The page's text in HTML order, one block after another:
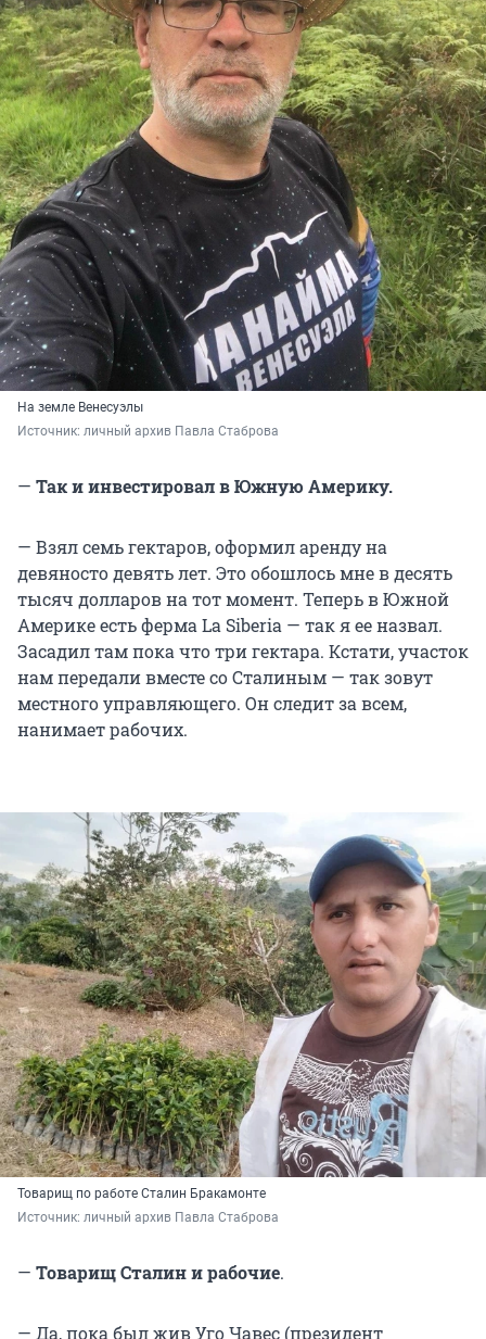
На земле Венесуэлы
Источник: личный архив Павла Стаброва
— Так и инвестировал в Южную Америку.
— Взял семь гектаров, оформил аренду на
девяносто девять лет. Это обошлось мне в десять
тысяч долларов на тот момент. Теперь в Южной
Америке есть ферма La Siberia — так я ее назвал.
Засадил там пока что три гектара. Кстати, участок
нам передали вместе со Сталиным — так зовут
местного управляющего. Он следит за всем,
нанимает рабочих.
Товарищ по работе Сталин Бракамонте
Источник: личный архив Павла Стаброва
— Товарищ Сталин и рабочие.
— Да, пока был жив Уго Чавес (президент